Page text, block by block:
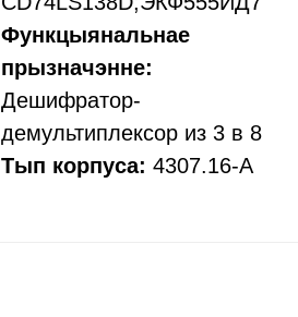
Функцыянальнае
прызначэнне:
Дешифратор-
демультиплексор из 3 в 8
Тып корпуса: 4307.16-А